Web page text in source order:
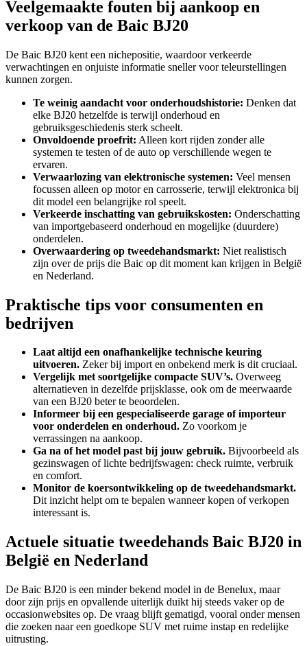
Veelgemaakte fouten bij aankoop en
verkoop van de Baic BJ20
De Baic BJ20 kent een nichepositie, waardoor verkeerde
verwachtingen en onjuiste informatie sneller voor teleurstellingen
kunnen zorgen.
Te weinig aandacht voor onderhoudshistorie: Denken dat
elke BJ20 hetzelfde is terwijl onderhoud en
gebruiksgeschiedenis sterk scheelt.
Onvoldoende proefrit: Alleen kort rijden zonder alle
systemen te testen of de auto op verschillende wegen te
ervaren.
Verwaarlozing van elektronische systemen: Veel mensen
focussen alleen op motor en carrosserie, terwijl elektronica bij
dit model een belangrijke rol speelt.
Verkeerde inschatting van gebruikskosten: Onderschatting
van importgebaseerd onderhoud en mogelijke (duurdere)
onderdelen.
Overwaardering op tweedehandsmarkt: Niet realistisch
zijn over de prijs die Baic op dit moment kan krijgen in België
en Nederland.
Praktische tips voor consumenten en
bedrijven
Laat altijd een onafhankelijke technische keuring
uitvoeren. Zeker bij import en onbekend merk is dit cruciaal.
Vergelijk met soortgelijke compacte SUV’s. Overweeg
alternatieven in dezelfde prijsklasse, ook om de meerwaarde
van een BJ20 beter te beoordelen.
Informeer bij een gespecialiseerde garage of importeur
voor onderdelen en onderhoud. Zo voorkom je
verrassingen na aankoop.
Ga na of het model past bij jouw gebruik. Bijvoorbeeld als
gezinswagen of lichte bedrijfswagen: check ruimte, verbruik
en comfort.
Monitor de koersontwikkeling op de tweedehandsmarkt.
Dit inzicht helpt om te bepalen wanneer kopen of verkopen
interessant is.
Actuele situatie tweedehands Baic BJ20 in
België en Nederland
De Baic BJ20 is een minder bekend model in de Benelux, maar
door zijn prijs en opvallende uiterlijk duikt hij steeds vaker op de
occasionwebsites op. De vraag blijft gematigd, vooral onder mensen
die zoeken naar een goedkope SUV met ruime instap en redelijke
uitrusting.